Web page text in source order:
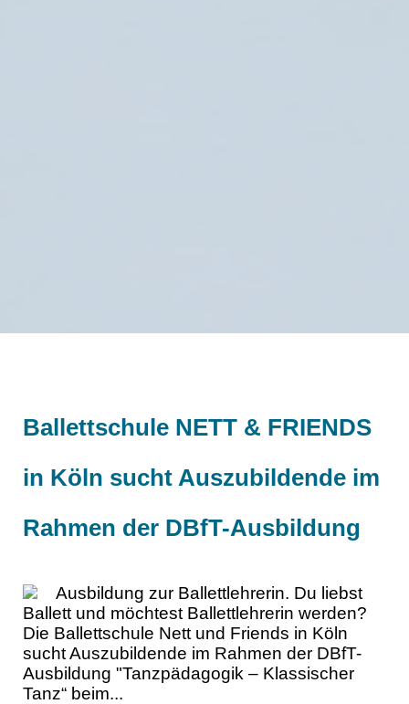
Ballettschule NETT & FRIENDS
in Köln sucht Auszubildende im
Rahmen der DBfT-Ausbildung
Ausbildung zur Ballettlehrerin. Du liebst
Ballett und möchtest Ballettlehrerin werden?
Die Ballettschule Nett und Friends in Köln
sucht Auszubildende im Rahmen der DBfT-
Ausbildung "Tanzpädagogik – Klassischer
Tanz“ beim...